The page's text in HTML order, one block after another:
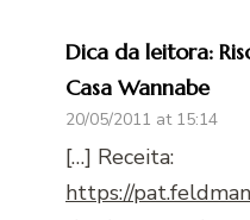
Dica da leitora:
Casa Wannabe
20/05/2011 at 15:14
[…] Receita:
https://